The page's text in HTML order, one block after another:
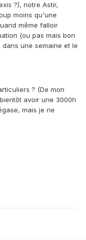
?), notre Astir,
moins qu'une
même falloir
(ou pas mais bon
une semaine et le
? (De mon
avoir une 3000h
mais je ne